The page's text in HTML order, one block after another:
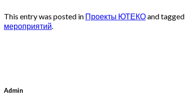
This entry was posted in Проекты ЮТЕКОand tagged
мероприятий
Admin